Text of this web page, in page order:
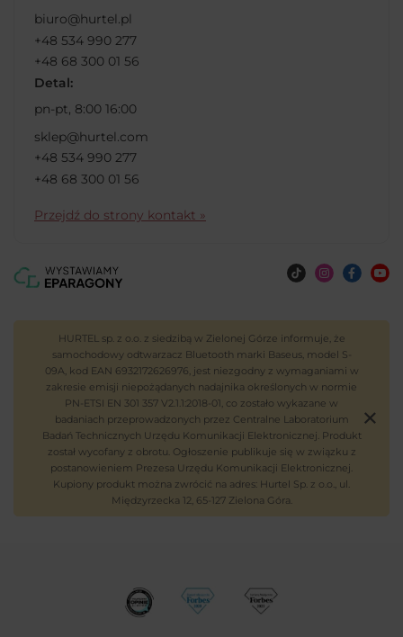
biuro@hurtel.pl
+48 534 990 277
+48 68 300 01 56
Detal:
pn-pt, 8:00 16:00
sklep@hurtel.com
+48 534 990 277
+48 68 300 01 56
Przejdź do strony kontakt »
HURTEL sp. z o.o. z siedzibą w Zielonej Górze informuje, że
samochodowy odtwarzacz Bluetooth marki Baseus, model S-
09A, kod EAN 6932172626976, jest niezgodny z wymaganiami w
zakresie emisji niepożądanych nadajnika określonych w normie
PN-ETSI EN 301 357 V2.1.1:2018-01, co zostało wykazane w
badaniach przeprowadzonych przez Centralne Laboratorium
Badań Technicznych Urzędu Komunikacji Elektronicznej. Produkt
został wycofany z obrotu. Ogłoszenie publikuje się w związku z
postanowieniem Prezesa Urzędu Komunikacji Elektronicznej.
Kupiony produkt można zwrócić na adres: Hurtel Sp. z o.o., ul.
Międzyrzecka 12, 65-127 Zielona Góra.